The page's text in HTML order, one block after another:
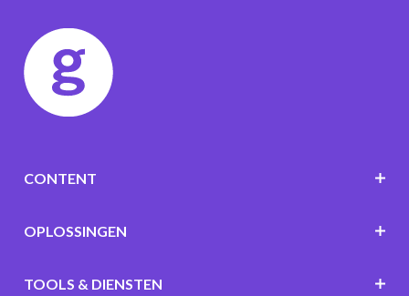
CONTENT
OPLOSSINGEN
TOOLS & DIENSTEN